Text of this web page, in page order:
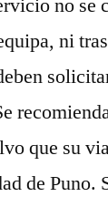
no se
ni
que su
de Puno.